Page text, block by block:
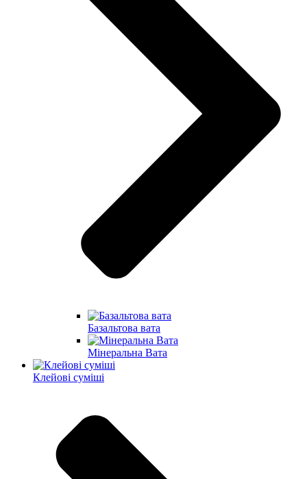
Базальтова вата
Мінеральна Вата
Клейові суміші